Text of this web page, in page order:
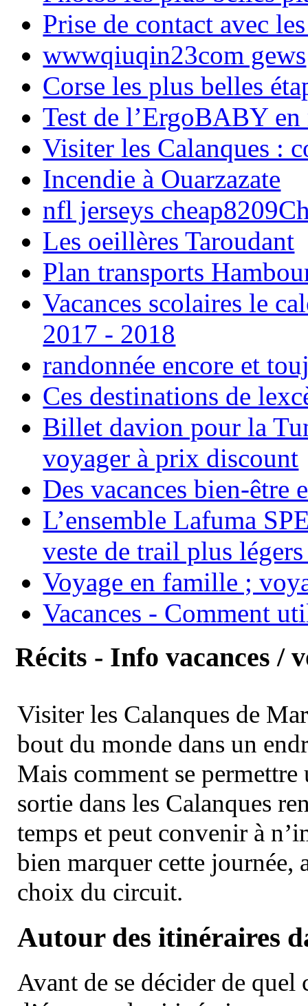
Prise de contact avec
wwwqiuqin23com gews
Corse les plus belles
Test de l’ErgoBABY en
Visiter les Calanques :
Incendie à Ouarzazate
nfl jerseys
Les oeillères Taroudant
Plan transports
Vacances scolaires le
2017 - 2018
randonnée encore et
Ces destinations de
Billet davion pour la
voyager à prix discount
Des vacances bien-être
L’ensemble Lafuma
veste de trail plus
Voyage en famille ;
Vacances - Comment
Récits - Info vacances /
Visiter les Calanques de
bout du monde dans un
Mais comment se permettre
sortie dans les Calanques
temps et peut convenir à
bien marquer cette journée,
choix du circuit.
Autour des itinéraires
Avant de se décider de